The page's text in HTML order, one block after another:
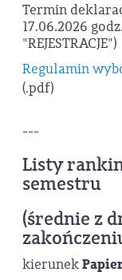
Termin
17.06.2026
"REJESTRACJE")
Regulamin
(.pdf)
---
Listy
semestru
(średnie z
kierunek